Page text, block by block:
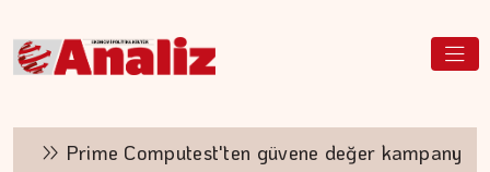
Prime Computest'ten güvene değer kampanya